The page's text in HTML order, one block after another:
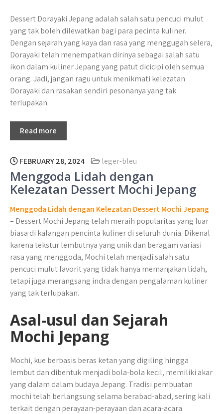
Dessert Dorayaki Jepang adalah salah satu pencuci mulut
yang tak boleh dilewatkan bagi para pecinta kuliner.
Dengan sejarah yang kaya dan rasa yang menggugah selera,
Dorayaki telah menempatkan dirinya sebagai salah satu
ikon dalam kuliner Jepang yang patut dicicipi oleh semua
orang. Jadi, jangan ragu untuk menikmati kelezatan
Dorayaki dan rasakan sendiri pesonanya yang tak
terlupakan.
Read more
FEBRUARY 28, 2024 leger-bleu
Menggoda Lidah dengan
Kelezatan Dessert Mochi Jepang
Menggoda Lidah dengan Kelezatan Dessert Mochi Jepang
– Dessert Mochi Jepang telah meraih popularitas yang luar
biasa di kalangan pencinta kuliner di seluruh dunia. Dikenal
karena tekstur lembutnya yang unik dan beragam variasi
rasa yang menggoda, Mochi telah menjadi salah satu
pencuci mulut favorit yang tidak hanya memanjakan lidah,
tetapi juga merangsang indra dengan pengalaman kuliner
yang tak terlupakan.
Asal-usul dan Sejarah
Mochi Jepang
Mochi, kue berbasis beras ketan yang digiling hingga
lembut dan dibentuk menjadi bola-bola kecil, memiliki akar
yang dalam dalam budaya Jepang. Tradisi pembuatan
mochi telah berlangsung selama berabad-abad, sering kali
terkait dengan perayaan-perayaan dan acara-acara